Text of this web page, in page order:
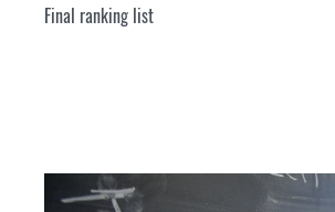
Final ranking list